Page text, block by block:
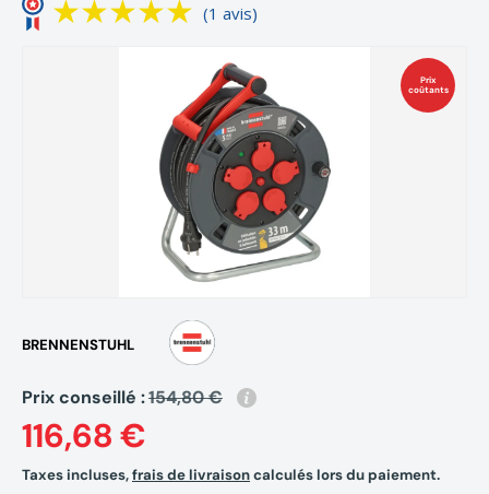
(1 avis)
Prix
coûtants
BRENNENSTUHL
Prix conseillé :154,80 €
116,68 €
Taxes incluses,frais de livraisoncalculés lors du paiement.